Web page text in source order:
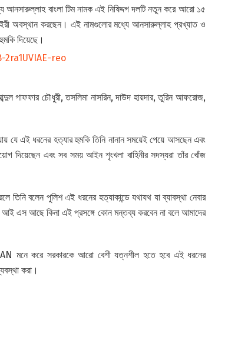
আনসারুল্লাহ বাংলা টিম নামক এই নিষিদ্দগ দলটি নতুন করে আরো ১৫
অবস্থান করছেন। এই নামগুলোর মধ্যে আনসারুল্লাহ প্রখ্যাত ও
দিয়েছে।
গাফফার চৌধুরী, তসলিমা নাসরিন, দাউদ হায়দার, তুরিন আফরোজ,
যে এই ধরনের হত্যার হুমকি তিনি নানান সময়েই পেয়ে আসছেন এবং
দিয়েছেন এবং সব সময় আইন শৃংখলা বাহিনীর সদস্যরা তাঁর খোঁজ
তিনি বলেন পুলিশ এই ধরনের হত্যাকান্ডে যথাযথ যা ব্যাবস্থা নেবার
আই এস আছে কিনা এই প্রসঙ্গে কোন মন্তব্য করবেন না বলে আমাদের
মনে করে সরকারকে আরো বেশী যত্নশীল হতে হবে এই ধরনের
করা।